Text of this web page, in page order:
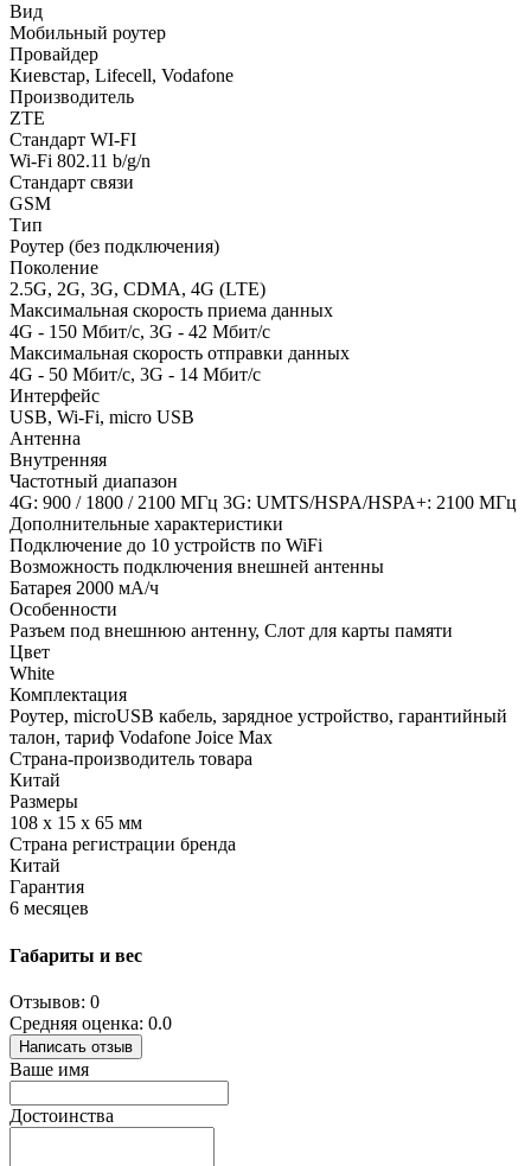
Вид
Мобильный роутер
Провайдер
Киевстар, Lifecell, Vodafone
Производитель
ZTE
Стандарт WI-FI
Wi-Fi 802.11 b/g/n
Стандарт связи
GSM
Тип
Роутер (без подключения)
Поколение
2.5G, 2G, 3G, CDMA, 4G (LTE)
Максимальная скорость приема данных
4G - 150 Мбит/с, 3G - 42 Мбит/с
Максимальная скорость отправки данных
4G - 50 Мбит/с, 3G - 14 Мбит/с
Интерфейс
USB, Wi-Fi, micro USB
Антенна
Внутренняя
Частотный диапазон
4G: 900 / 1800 / 2100 МГц 3G: UMTS/HSPA/HSPA+: 2100 МГц
Дополнительные характеристики
Подключение до 10 устройств по WiFi
Возможность подключения внешней антенны
Батарея 2000 мА/ч
Особенности
Разъем под внешнюю антенну, Слот для карты памяти
Цвет
White
Комплектация
Роутер, microUSB кабель, зарядное устройство, гарантийный
талон, тариф Vodafone Joice Max
Страна-производитель товара
Китай
Размеры
108 х 15 х 65 мм
Страна регистрации бренда
Китай
Гарантия
6 месяцев
Габариты и вес
Отзывов: 0
Средняя оценка: 0.0
Написать отзыв
Ваше имя
Достоинства